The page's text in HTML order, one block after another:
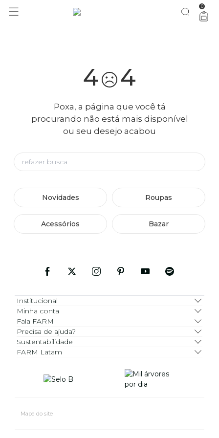
você merece 30% OFF pra comemorar com a gente aproveita! 0
4 4
Poxa, a página que você tá
procurando não está mais disponível
ou seu desejo acabou
Novidades Roupas
Acessórios Bazar
Institucional
Minha conta
Fala FARM
Precisa de ajuda?
Sustentabilidade
FARM Latam
Mapa do site